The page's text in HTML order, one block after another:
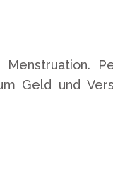
Geld und